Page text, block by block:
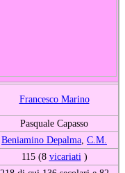
Francesco Marino
Pasquale Capasso
Beniamino Depalma C.M.
115 (8 vicariati )